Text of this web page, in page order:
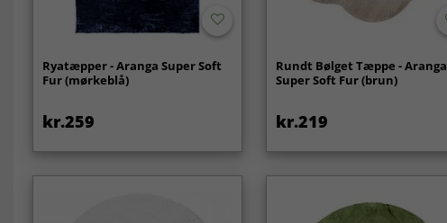
Ryatæpper - Aranga Super Soft
Fur (mørkeblå)
kr.259
Rundt Bølget Tæppe - Aranga
Super Soft Fur (brun)
kr.219